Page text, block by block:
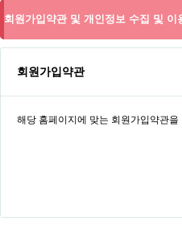
회원가입약관 및 개인정보 수집 및
회원가입약관